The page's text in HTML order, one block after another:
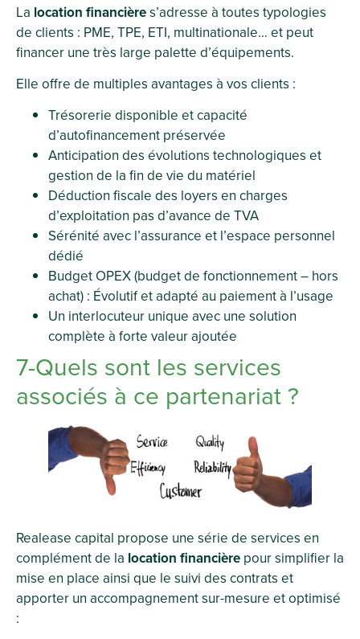
La location financières’adresse à toutes typologies
de clients : PME, TPE, ETI, multinationale… et peut
financer une très large palette d’équipements.
Elle offre de multiples avantages à vos clients :
Trésorerie disponible et capacité
d’autofinancement préservée
Anticipation des évolutions technologiques et
gestion de la fin de vie du matériel
Déduction fiscale des loyers en charges
d’exploitation pas d’avance de TVA
Sérénité avec l’assurance et l’espace personnel
dédié
Budget OPEX (budget de fonctionnement – hors
achat) : Évolutif et adapté au paiement à l’usage
Un interlocuteur unique avec une solution
complète à forte valeur ajoutée
7-Quels sont les services
associés à ce partenariat ?
Realease capital propose une série de services en
complément de la location financière pour simplifier la
mise en place ainsi que le suivi des contrats et
apporter un accompagnement sur-mesure et optimisé
: